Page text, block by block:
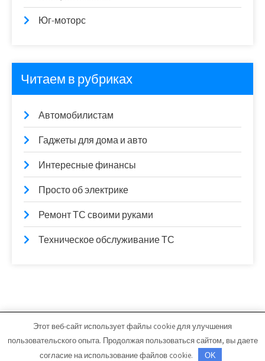
Юг-моторс
Читаем в рубриках
Автомобилистам
Гаджеты для дома и авто
Интересные финансы
Просто об электрике
Ремонт ТС своими руками
Техническое обслуживание ТС
karscher.ru - Работает на WordPress
Тема от Grace Themes
Этот веб-сайт использует файлы cookie для улучшения
пользовательского опыта. Продолжая пользоваться сайтом, вы даете
согласие на использование файлов cookie.
OK